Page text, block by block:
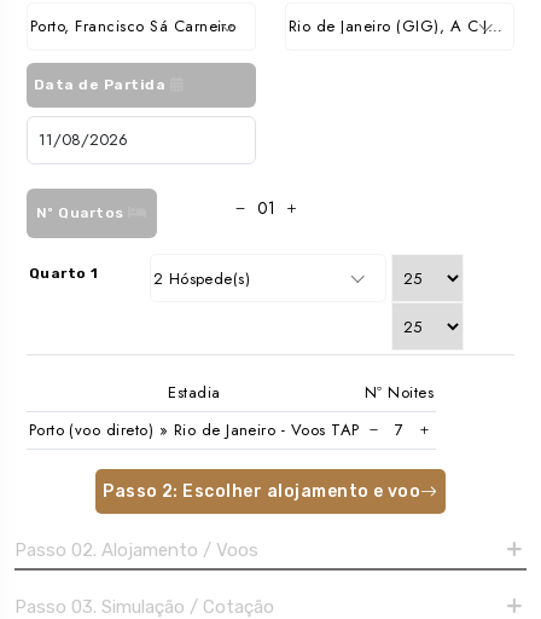
Porto, Francisco Sá Carneiro Rio de Janeiro (GIG), A C Jobim Int.
Data de Partida
Nº Quartos
Quarto 1 2 Hóspede(s)
Estadia
Nº Noites
Porto (voo direto) » Rio de Janeiro - Voos TAP
Passo 2: Escolher alojamento e voo
Passo 02. Alojamento / Voos
Passo 03. Simulação / Cotação